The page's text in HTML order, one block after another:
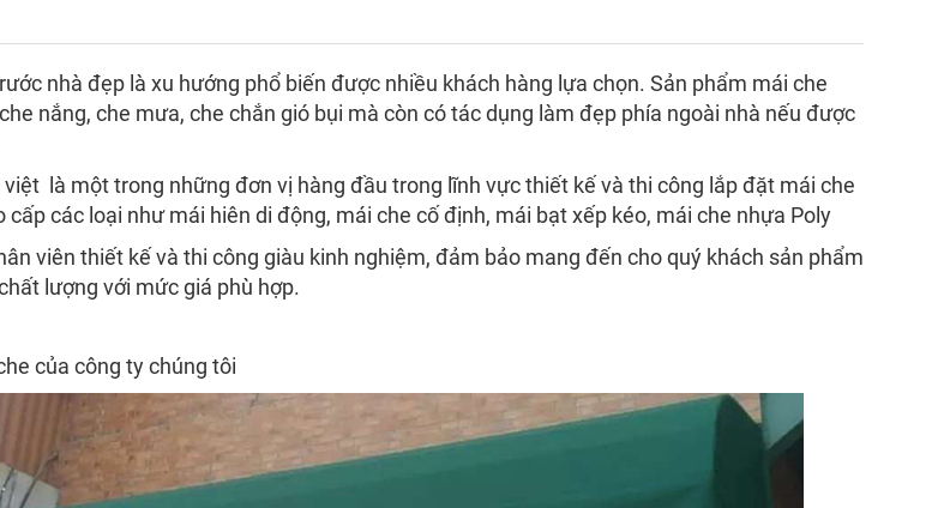
nhà đẹp là xu hướng phổ biến được nhiều khách hàng lựa chọn. Sản phẩm mái che
nắng, che mưa, che chắn gió bụi mà còn có tác dụng làm đẹp phía ngoài nhà nếu được
việt là một trong những đơn vị hàng đầu trong lĩnh vực thiết kế và thi công lắp đặt mái che
cấp các loại như mái hiên di động, mái che cố định, mái bạt xếp kéo, mái che nhựa Poly
viên thiết kế và thi công giàu kinh nghiệm, đảm bảo mang đến cho quý khách sản phẩm
lượng với mức giá phù hợp.
của công ty chúng tôi